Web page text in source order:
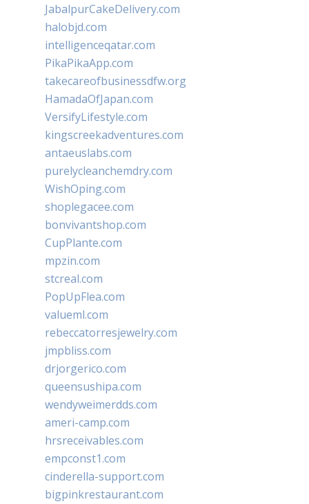
JabalpurCakeDelivery.com
halobjd.com
intelligenceqatar.com
PikaPikaApp.com
takecareofbusinessdfw.org
HamadaOfJapan.com
VersifyLifestyle.com
kingscreekadventures.com
antaeuslabs.com
purelycleanchemdry.com
WishOping.com
shoplegacee.com
bonvivantshop.com
CupPlante.com
mpzin.com
stcreal.com
PopUpFlea.com
valueml.com
rebeccatorresjewelry.com
jmpbliss.com
drjorgerico.com
queensushipa.com
wendyweimerdds.com
ameri-camp.com
hrsreceivables.com
empconst1.com
cinderella-support.com
bigpinkrestaurant.com